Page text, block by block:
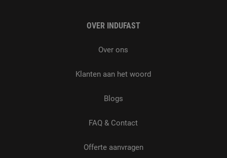
OVER INDUFAST
Over ons
Klanten aan het woord
Blogs
FAQ & Contact
Offerte aanvragen